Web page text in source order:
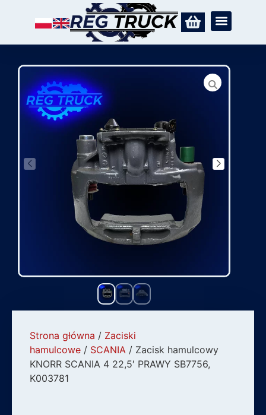
Strona główna / Zaciski
hamulcowe / SCANIA / Zacisk hamulcowy
KNORR SCANIA 4 22,5′ PRAWY SB7756,
K003781